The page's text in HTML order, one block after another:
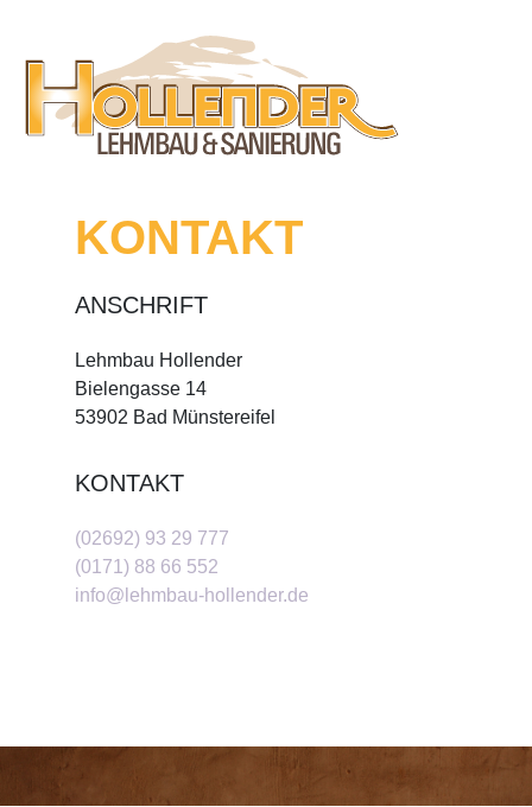
KONTAKT
ANSCHRIFT
Lehmbau Hollender
Bielengasse 14
53902 Bad Münstereifel
KONTAKT
(02692) 93 29 777
(0171) 88 66 552
info@lehmbau-hollender.de